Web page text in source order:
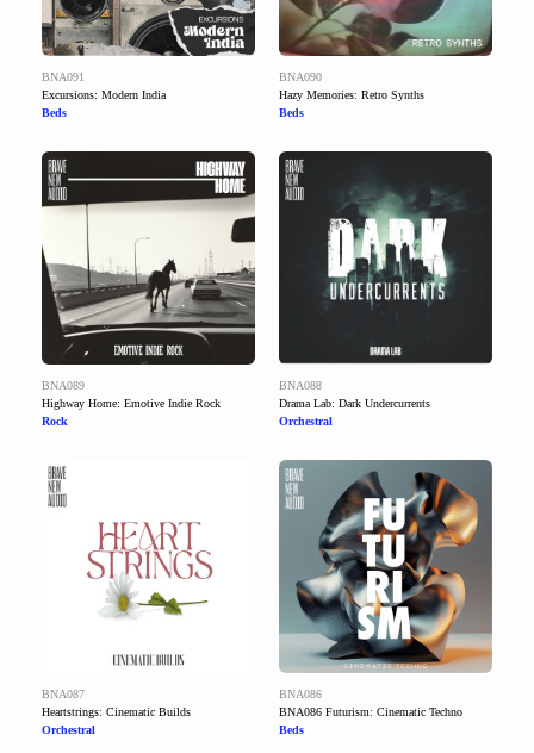
BNA091
Excursions: Modern India
Beds
BNA090
Hazy Memories: Retro Synths
Beds
BNA089
Highway Home: Emotive Indie Rock
Rock
BNA088
Drama Lab: Dark Undercurrents
Orchestral
BNA087
Heartstrings: Cinematic Builds
Orchestral
BNA086
BNA086 Futurism: Cinematic Techno
Beds